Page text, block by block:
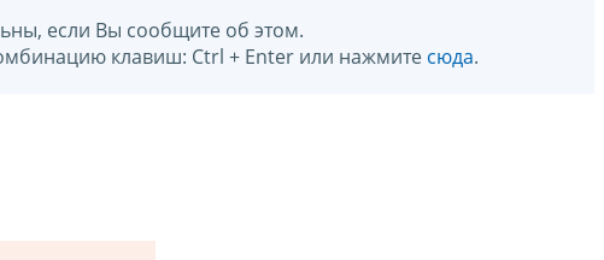
если Вы сообщите об этом.
клавиш: Ctrl + Enter или нажмите сюда.